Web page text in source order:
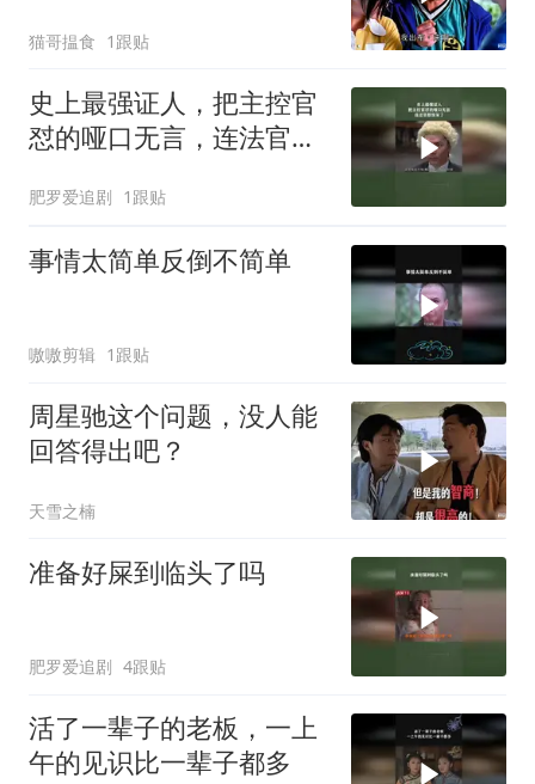
猫哥揾食 1跟贴
史上最强证人，把主控官
怼的哑口无言，连法官都
肥罗爱追剧 1跟贴
事情太简单反倒不简单
嗷嗷剪辑 1跟贴
周星驰这个问题，没人能
回答得出吧？
天雪之楠
准备好屎到临头了吗
肥罗爱追剧 4跟贴
活了一辈子的老板，一上
午的见识比一辈子都多